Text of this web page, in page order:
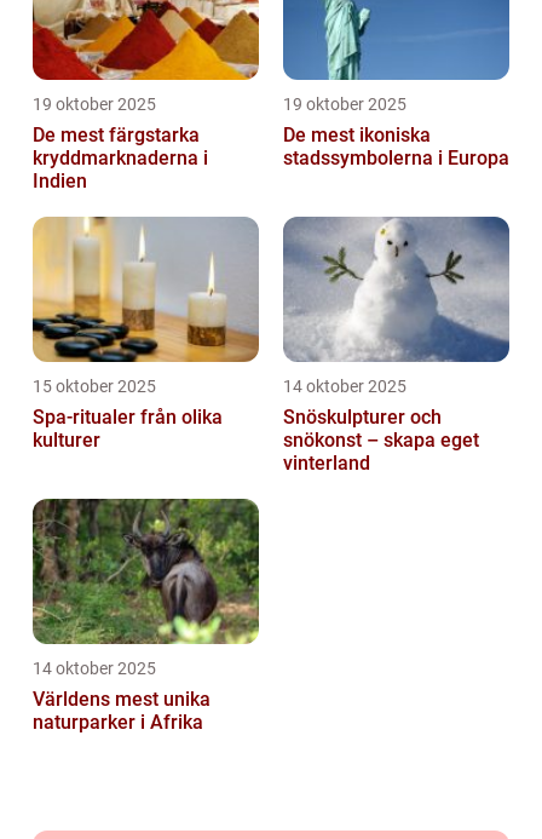
19 oktober 2025
De mest färgstarka
kryddmarknaderna i
Indien
19 oktober 2025
De mest ikoniska
stadssymbolerna i Europa
15 oktober 2025
Spa-ritualer från olika
kulturer
14 oktober 2025
Snöskulpturer och
snökonst – skapa eget
vinterland
14 oktober 2025
Världens mest unika
naturparker i Afrika